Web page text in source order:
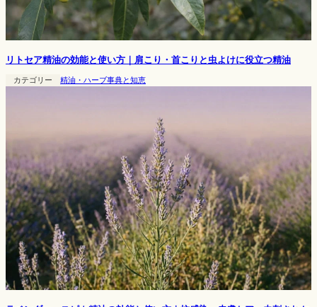
リトセア精油の効能と使い方｜肩こり・首こりと虫よけに役立つ精油
カテゴリー 精油・ハーブ事典と知恵